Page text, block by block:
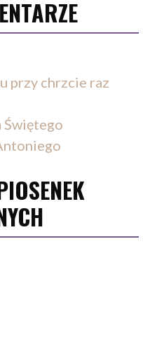
przy chrzcie raz
Świętego